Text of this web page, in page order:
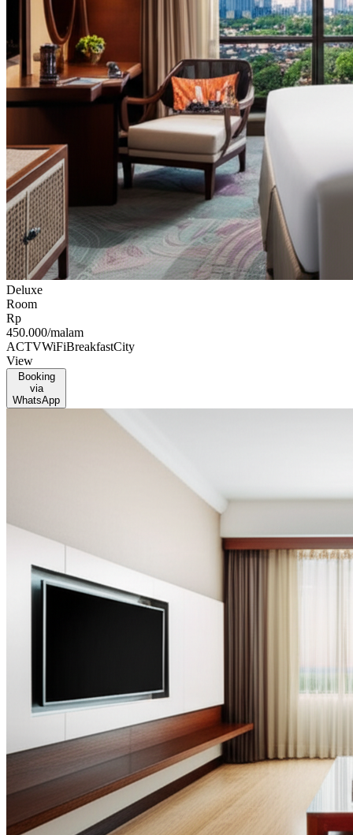
Deluxe
Room
Rp
450.000/malam
ACTVWiFiBreakfastCity
View
Booking
via
WhatsApp